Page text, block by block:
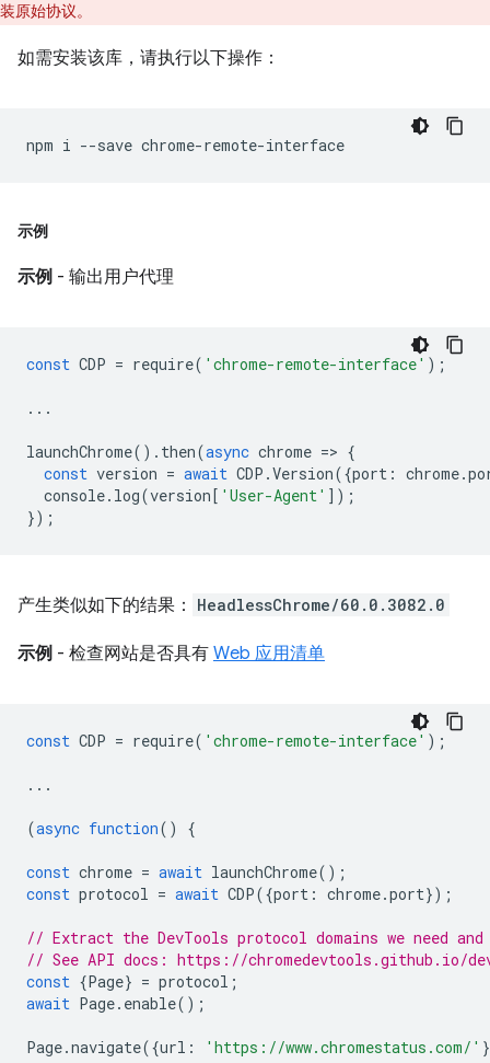
装原始协议。
如需安装该库，请执行以下操作：
npm i --save
示例
示例 - 输出用户代理
const CDP = require( 'chrome-remote-interface' );
...
launchChrome(). then(async chrome => {
const version = await CDP .Version({port : chrome.
console. log(version[ 'User-Agent' ]);
});
产生类似如下的结果： HeadlessChrome/60.0.3082.0
示例 - 检查网站是否具有 Web 应用清单
const CDP = require( 'chrome-remote-interface' );
...
(async function() {
const chrome = await launchChrome();
const protocol = await CDP({port : chrome.port});
// Extract the DevTools protocol domains we need and
// See API docs: https://chromedevtools.github.io/
const {Page} = protocol ;
await Page. enable();
Page.navigate({url : 'https://www.chromestatus.com/'